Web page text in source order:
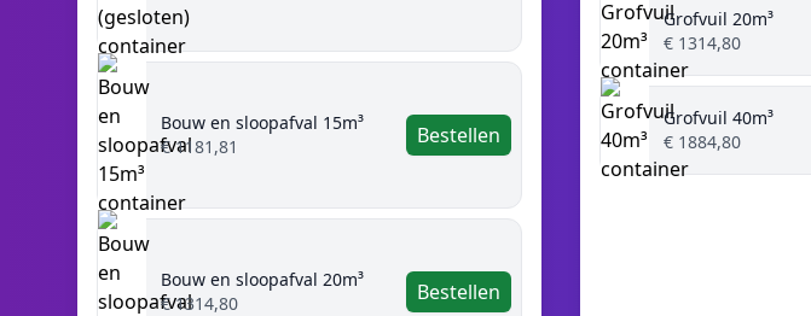
Bouw en sloopafval 15m³
€ 1181,81
Bestellen
Bouw en sloopafval 20m³
€ 1314,80
Bestellen
Grofvuil 20m³
€ 1314,80
Grofvuil 40m³
€ 1884,80